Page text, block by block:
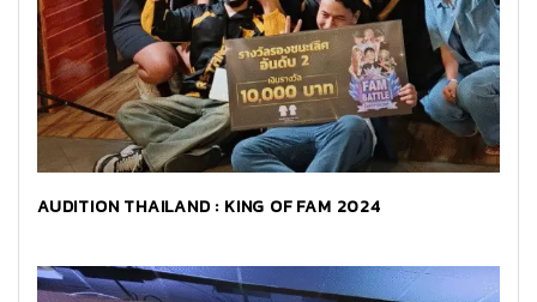
AUDITION THAILAND : KING OF FAM 2024